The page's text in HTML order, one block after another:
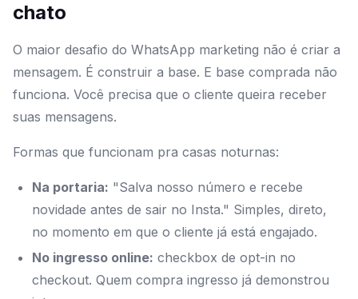
chato
O maior desafio do WhatsApp marketing não é criar a
mensagem. É construir a base. E base comprada não
funciona. Você precisa que o cliente queira receber
suas mensagens.
Formas que funcionam pra casas noturnas:
Na portaria: "Salva nosso número e recebe
novidade antes de sair no Insta." Simples, direto,
no momento em que o cliente já está engajado.
No ingresso online: checkbox de opt-in no
checkout. Quem compra ingresso já demonstrou